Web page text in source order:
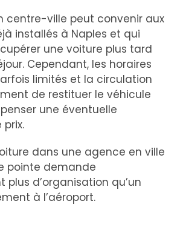
centre-ville peut convenir aux
installés à Naples et qui
une voiture plus tard
Cependant, les horaires
limités et la circulation
de restituer le véhicule
une éventuelle
dans une agence en ville
pointe demande
plus d’organisation qu’un
à l’aéroport.